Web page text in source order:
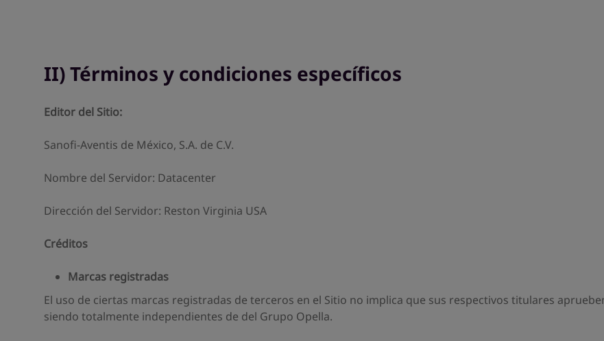
II) Términos y condiciones específicos
Editor del Sitio:
Sanofi-Aventis de México, S.A. de C.V.
Nombre del Servidor: Datacenter
Dirección del Servidor: Reston Virginia USA
Créditos
Marcas registradas
El uso de ciertas marcas registradas de terceros en el Sitio no implica que sus respectivos titulares
siendo totalmente independientes de del Grupo Opella.